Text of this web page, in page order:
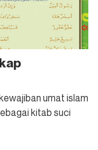
umat islam
kitab suci